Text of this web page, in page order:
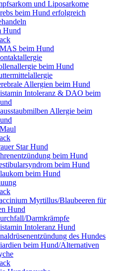
und Liposarkome
beim Hund erfolgreich
Hund
beim Hund
beim Hund
Allergien beim Hund
Intoleranz & DAO beim
Allergie beim
Star Hund
beim Hund
beim Hund
beim Hund
Myrtillus/Blaubeeren für
Hund
Darmkrämpfe
Intoleranz Hund
des Hundes
beim Hund/Alternativen